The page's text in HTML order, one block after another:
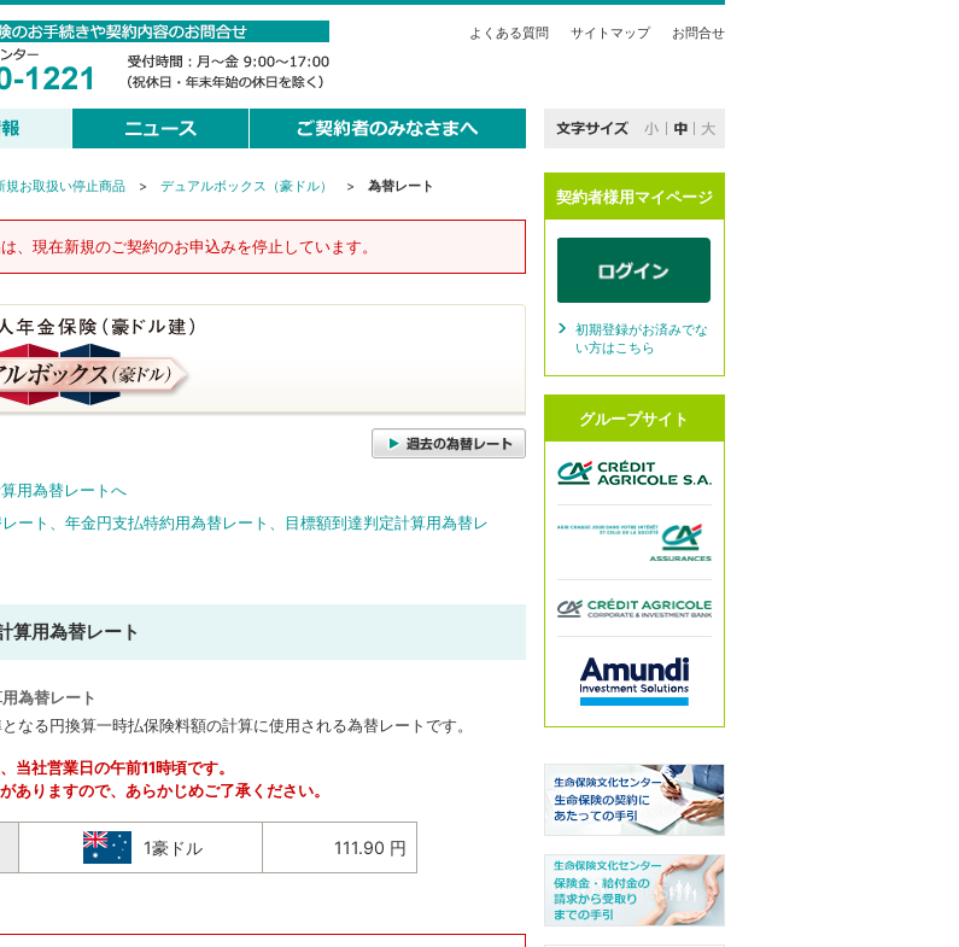
よくある質問 サイトマップ お問合せ
規お取扱い停止商品> デュアルボックス（豪ドル） > 為替レート
、現在新規のご契約のお申込みを停止しています。
用為替レートへ
ート、年金円支払特約用為替レート、目標額到達判定計算用為替レ
算用為替レート
為替レート
なる円換算一時払保険料額の計算に使用される為替レートです。
当社営業日の午前11時頃です。
ありますので、あらかじめご了承ください。
1豪ドル 111.90 円
契約者様用マイページ
初期登録がお済みでな
い方はこちら
グループサイト